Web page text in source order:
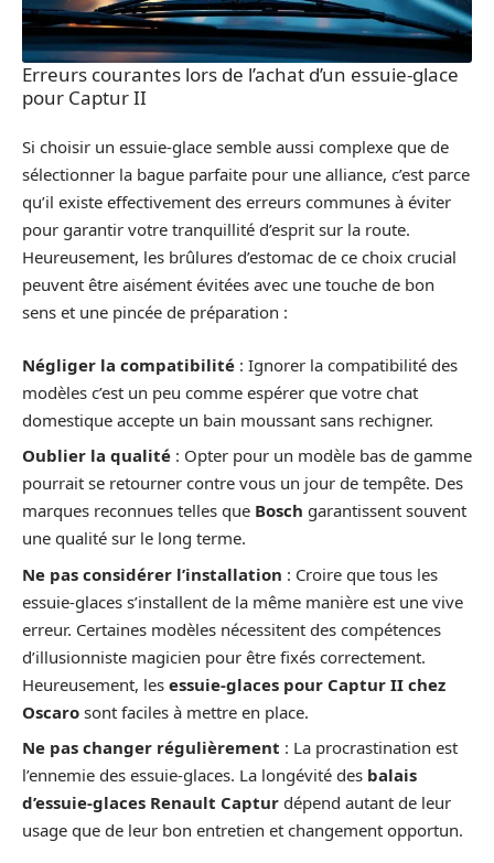
Erreurs courantes lors de l’achat d’un essuie-glace
pour Captur II
Si choisir un essuie-glace semble aussi complexe que de
sélectionner la bague parfaite pour une alliance, c’est parce
qu’il existe effectivement des erreurs communes à éviter
pour garantir votre tranquillité d’esprit sur la route.
Heureusement, les brûlures d’estomac de ce choix crucial
peuvent être aisément évitées avec une touche de bon
sens et une pincée de préparation :
Négliger la compatibilité : Ignorer la compatibilité des
modèles c’est un peu comme espérer que votre chat
domestique accepte un bain moussant sans rechigner.
Oublier la qualité : Opter pour un modèle bas de gamme
pourrait se retourner contre vous un jour de tempête. Des
marques reconnues telles que Bosch garantissent souvent
une qualité sur le long terme.
Ne pas considérer l’installation : Croire que tous les
essuie-glaces s’installent de la même manière est une vive
erreur. Certaines modèles nécessitent des compétences
d’illusionniste magicien pour être fixés correctement.
Heureusement, les essuie-glaces pour Captur II chez
Oscaro sont faciles à mettre en place.
Ne pas changer régulièrement : La procrastination est
l’ennemie des essuie-glaces. La longévité des balais
d’essuie-glaces Renault Captur dépend autant de leur
usage que de leur bon entretien et changement opportun.